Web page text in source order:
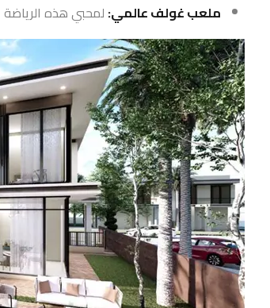
ملعب غولف عالمي: لمحبي هذه الرياضة